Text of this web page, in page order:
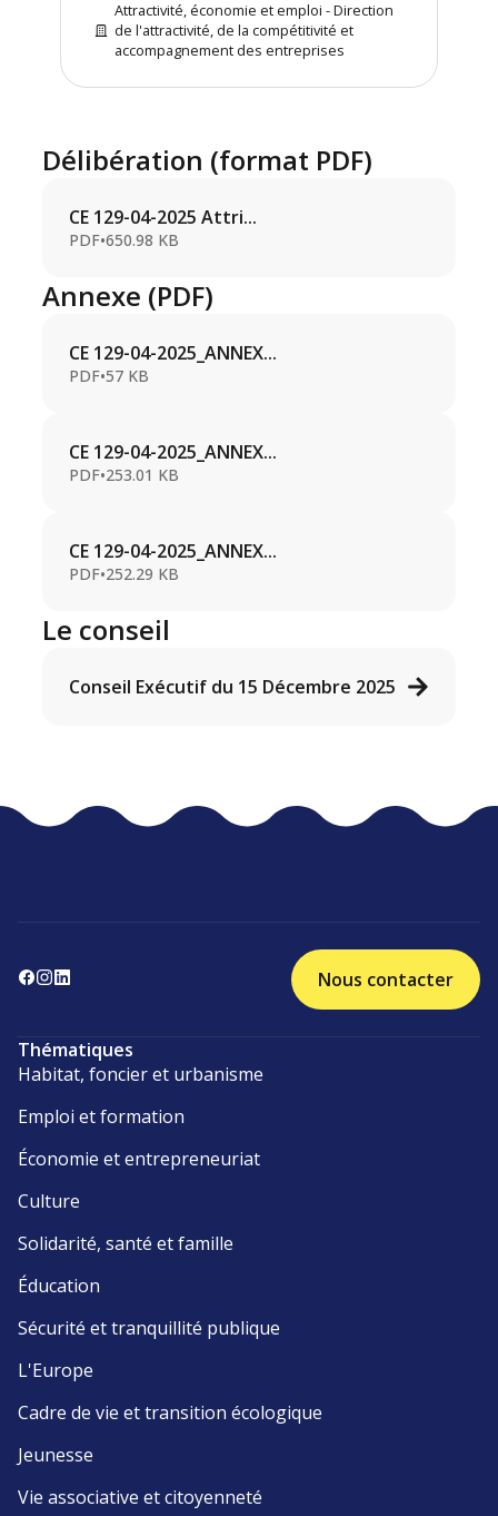
Attractivité, économie et emploi - Direction
de l'attractivité, de la compétitivité et
accompagnement des entreprises
Délibération (format PDF)
CE 129-04-2025 Attri...
PDF•650.98 KB
Annexe (PDF)
CE 129-04-2025_ANNEX...
PDF•57 KB
CE 129-04-2025_ANNEX...
PDF•253.01 KB
CE 129-04-2025_ANNEX...
PDF•252.29 KB
Le conseil
Conseil Exécutif du 15 Décembre 2025
Nous contacter
Thématiques
Habitat, foncier et urbanisme
Emploi et formation
Économie et entrepreneuriat
Culture
Solidarité, santé et famille
Éducation
Sécurité et tranquillité publique
L'Europe
Cadre de vie et transition écologique
Jeunesse
Vie associative et citoyenneté